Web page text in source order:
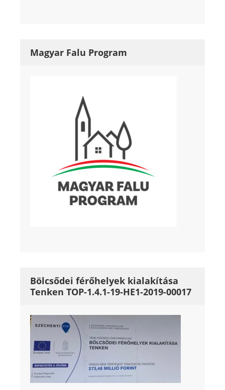
Magyar Falu Program
Bölcsődei férőhelyek kialakítása
Tenken TOP-1.4.1-19-HE1-2019-00017